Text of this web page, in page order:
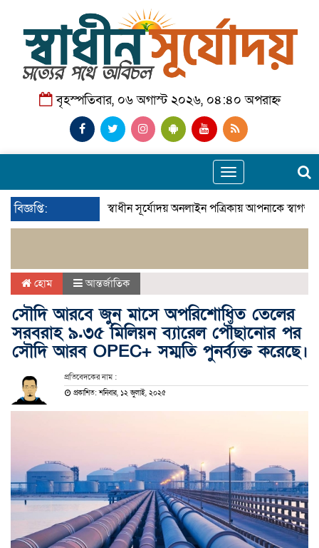
বৃহস্পতিবার, ০৬ অগাস্ট ২০২৬, ০৪:৪০ অপরাহ্ন
Toggle
navigation
বিজ্ঞপ্তি: স্বাধীন সূর্যোদয় অনলাইন পত্রিকায় আপনাকে
হোম আন্তর্জাতিক
সৌদি আরবে জুন মাসে অপরিশোধিত তেলের
সরবরাহ ৯.৩৫ মিলিয়ন ব্যারেল পৌঁছানোর পর
সৌদি আরব OPEC+ সম্মতি পুনর্ব্যক্ত করেছে।
প্রতিবেদকের নাম :
প্রকাশিত: শনিবার, ১২ জুলাই, ২০২৫